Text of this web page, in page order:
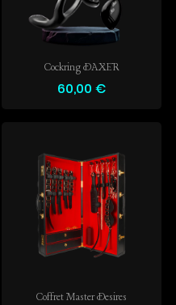
Cockring DAXER
60,00 €
Coffret Master Desires